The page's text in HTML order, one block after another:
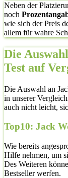
Neben der
noch
wie sich der Preis
allem für wahre
Die
Test auf
Die Auswahl an
in unserer
auch nicht leicht,
Top10: Jack
Wie bereits
Hilfe nehmen, um
Des Weiteren
Bestseller werfen.